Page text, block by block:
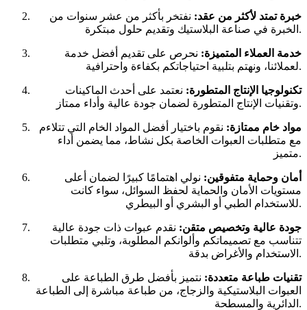
خبرة تمتد لأكثر من عقد: نفتخر بأكثر من عشر سنوات من
الخبرة في صناعة البلاستيك وتقديم حلول مبتكرة.
خدمة العملاء المتميزة: نحرص على تقديم أفضل خدمة
لعملائنا، ونهتم بتلبية احتياجاتكم بكفاءة واحترافية.
تكنولوجيا الإنتاج المتطورة: نعتمد على أحدث الماكينات
وتقنيات الإنتاج المتطورة لضمان جودة عالية وأداء ممتاز.
مواد خام ممتازة: نقوم باختيار أفضل المواد الخام التي تتلاءم
مع متطلبات العبوات الخاصة بكل نشاط، مما يضمن أداء
متميز.
أمان وحماية متفوقين: نولي اهتمامًا كبيرًا لضمان أعلى
مستويات الأمان والحماية لحفظ السوائل، سواء كانت
للاستخدام الطبي أو البشري أو البيطري.
جودة عالية وتخصيص متقن: نقدم عبوات ذات جودة عالية
تتناسب مع تصميماتكم وألوانكم المطلوبة، وتلبي متطلبات
الاستخدام والأغراض بدقة.
تقنيات طباعة متعددة: نتميز بأفضل طرق الطباعة على
العبوات البلاستيكية والزجاج، من طباعة مباشرة إلى الطباعة
الدائرية والمسطحة.